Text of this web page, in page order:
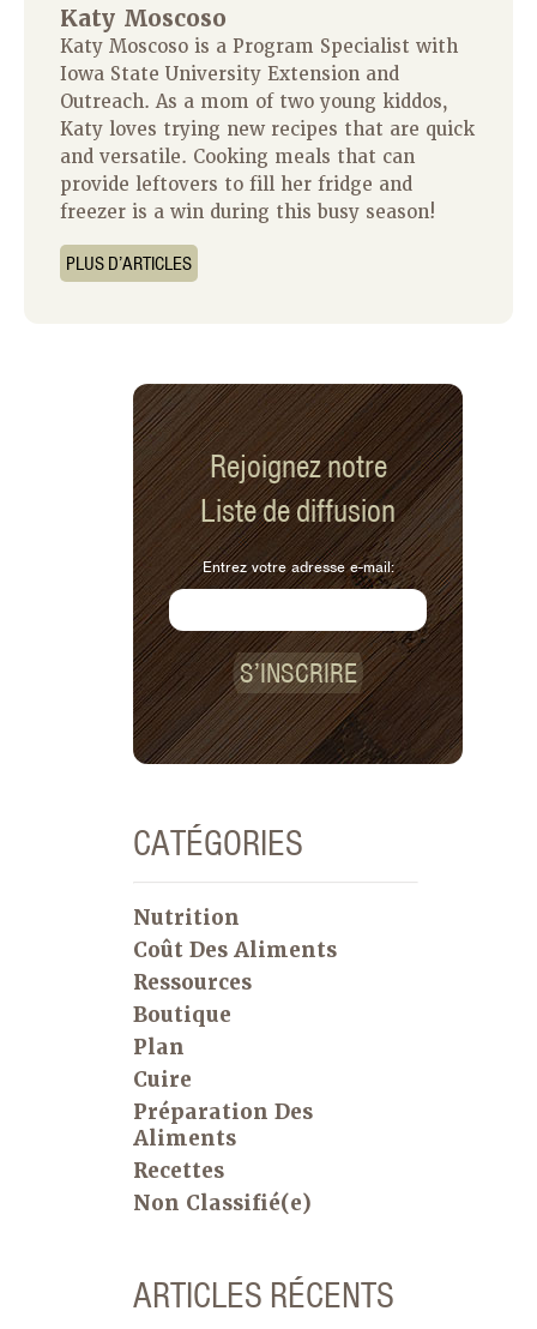
Katy Moscoso
Katy Moscoso is a Program Specialist with
Iowa State University Extension and
Outreach. As a mom of two young kiddos,
Katy loves trying new recipes that are quick
and versatile. Cooking meals that can
provide leftovers to fill her fridge and
freezer is a win during this busy season!
PLUS D’ARTICLES
Rejoignez notre
Liste de diffusion
Entrez votre adresse e-mail:
S’INSCRIRE
CATÉGORIES
Nutrition
Coût Des Aliments
Ressources
Boutique
Plan
Cuire
Préparation Des
Aliments
Recettes
Non Classifié(e)
ARTICLES RÉCENTS